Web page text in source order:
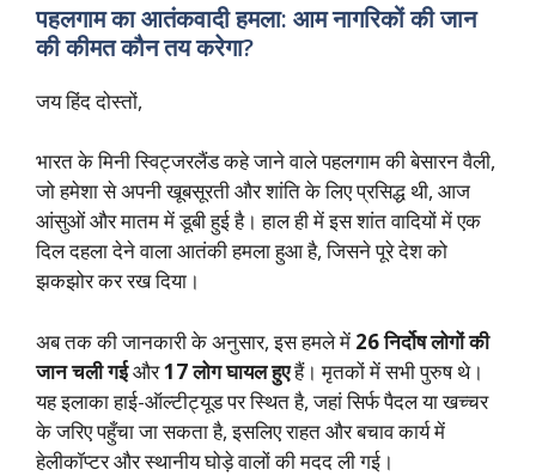
पहलगाम का आतंकवादी हमला: आम नागरिकों की जान
की कीमत कौन तय करेगा?
जय हिंद दोस्तों,
भारत के मिनी स्विट्जरलैंड कहे जाने वाले पहलगाम की बेसारन वैली,
जो हमेशा से अपनी खूबसूरती और शांति के लिए प्रसिद्ध थी, आज
आंसुओं और मातम में डूबी हुई है। हाल ही में इस शांत वादियों में एक
दिल दहला देने वाला आतंकी हमला हुआ है, जिसने पूरे देश को
झकझोर कर रख दिया।
अब तक की जानकारी के अनुसार, इस हमले में 26 निर्दोष लोगों की
जान चली गईऔर17 लोग घायल हुएहैं। मृतकों में सभी पुरुष थे।
यह इलाका हाई-ऑल्टीट्यूड पर स्थित है, जहां सिर्फ पैदल या खच्चर
के जरिए पहुँचा जा सकता है, इसलिए राहत और बचाव कार्य में
हेलीकॉप्टर और स्थानीय घोड़े वालों की मदद ली गई।